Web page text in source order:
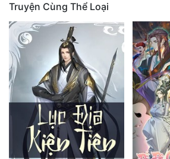
Sảng Văn
Sắc
Sủng
Thanh Xuân
Tiên Hiệp
Tiểu Thuyết
Trinh Thám
Truyện Cùng Thể Loại